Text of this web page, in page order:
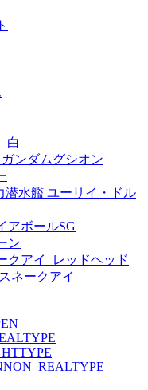
白
ンダムグシオン
潜水艦 ユーリイ・ドル
アボールSG
ン
クアイ_レッドヘッド
ネークアイ